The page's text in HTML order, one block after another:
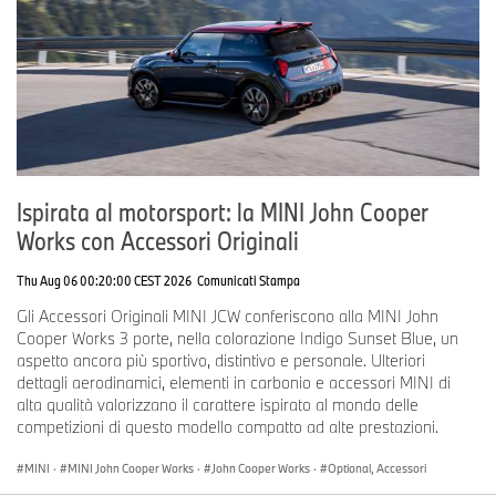
disponibile in nero con accenti blu e strisce riflettenti. Anche il
rivestimento interno è blu.
Rear Bag Black Collection, large
Volume:50 - 60 lDimensioni:55 x 30 x 30/35 cm
Rear Bag Black Collection, small
dal finish tecnico con due opzioni di dimensioni con capacità di 10
o 15 litri. La borsa di alta qualità con rivestimento in TPU offre
molto spazio, soprattutto per i bagagli leggeri. Tuttavia, il volume
può anche essere ridotto rapidamente e facilmente da cinghie di
compressione, se lo si desidera.
accedere rapidamente ai contenuti importanti. La tasca interna
Ispirata al motorsport: la MINI John Cooper
Works con Accessori Originali
Thu Aug 06 00:20:00 CEST 2026 Comunicati Stampa
Gli Accessori Originali MINI JCW conferiscono alla MINI John
Cooper Works 3 porte, nella colorazione Indigo Sunset Blue, un
aspetto ancora più sportivo, distintivo e personale. Ulteriori
dettagli aerodinamici, elementi in carbonio e accessori MINI di
alta qualità valorizzano il carattere ispirato al mondo delle
competizioni di questo modello compatto ad alte prestazioni.
MINI · MINI John Cooper Works · John Cooper Works · Optional, Accessori